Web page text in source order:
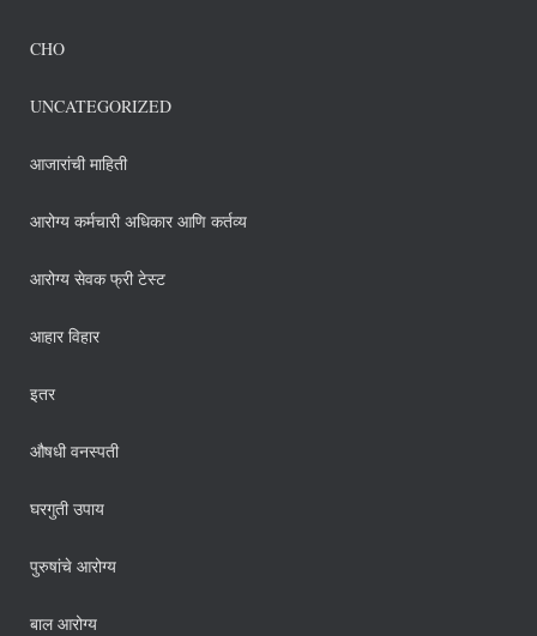
CHO
UNCATEGORIZED
आजारांची माहिती
आरोग्य कर्मचारी अधिकार आणि कर्तव्य
आरोग्य सेवक फ्री टेस्ट
आहार विहार
इतर
औषधी वनस्पती
घरगुती उपाय
पुरुषांचे आरोग्य
बाल आरोग्य